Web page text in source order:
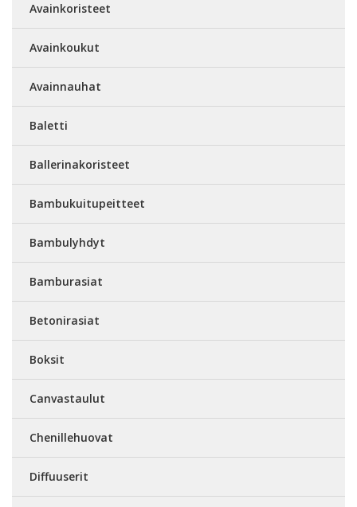
Avainkoristeet
Avainkoukut
Avainnauhat
Baletti
Ballerinakoristeet
Bambukuitupeitteet
Bambulyhdyt
Bamburasiat
Betonirasiat
Boksit
Canvastaulut
Chenillehuovat
Diffuuserit